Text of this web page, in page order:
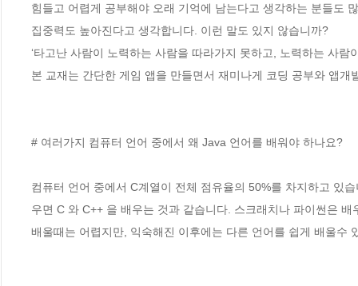
힘들고 어렵게 공부해야 오래 기억에 남는다고 생각하는 분들도
집중력도 높아진다고 생각합니다. 이런 말도 있지 않습니까?
‘타고난 사람이 노력하는 사람을 따라가지 못하고, 노력하는 사람
본 교재는 간단한 게임 앱을 만들면서 재미나게 코딩 공부와 앱개
# 여러가지 컴퓨터 언어 중에서 왜 Java 언어를 배워야 하나요?
컴퓨터 언어 중에서 C계열이 전체 점유율의 50%를 차지하고 있
우면 C 와 C++ 을 배우는 것과 같습니다. 스크래치나 파이썬은
배울때는 어렵지만, 익숙해진 이후에는 다른 언어를 쉽게 배울수